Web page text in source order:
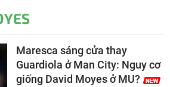
Maresca sáng cửa thay
Guardiola ở Man City: Nguy cơ
giống David Moyes ở MU?